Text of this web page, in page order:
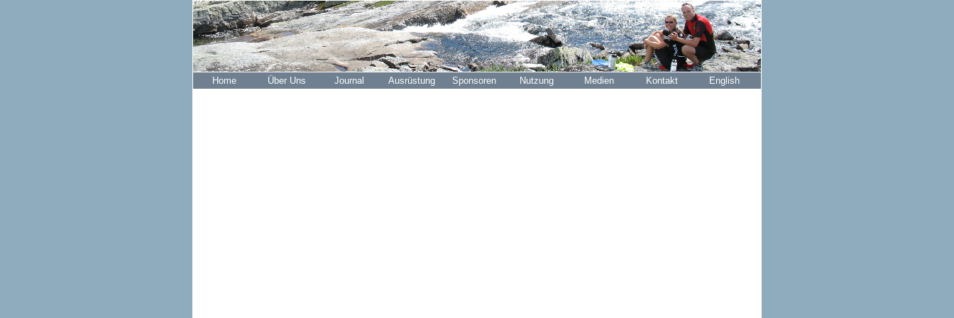
Home Über Uns Journal Ausrüstung Sponsoren Nutzung Medien Kontakt English